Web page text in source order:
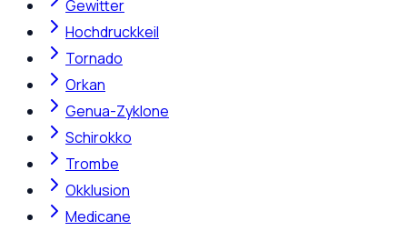
Gewitter
Hochdruckkeil
Tornado
Orkan
Genua-Zyklone
Schirokko
Trombe
Okklusion
Medicane